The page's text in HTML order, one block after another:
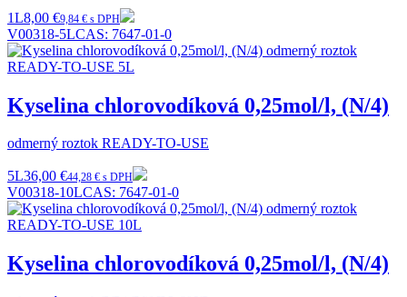
1L8,00 €9,84 € s DPH
V00318-5LCAS: 7647-01-0
Kyselina chlorovodíková 0,25mol/l, (N/4)
odmerný roztok READY-TO-USE
5L36,00 €44,28 € s DPH
V00318-10LCAS: 7647-01-0
Kyselina chlorovodíková 0,25mol/l, (N/4)